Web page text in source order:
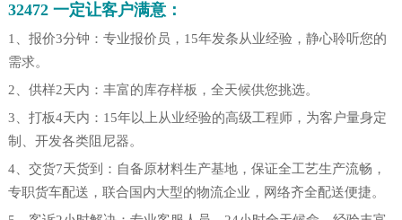
32472 一定让客户满意：
1、报价3分钟：专业报价员，15年发条从业经验，静心聆听您的
需求。
2、供样2天内：丰富的库存样板，全天候供您挑选。
3、打板4天内：15年以上从业经验的高级工程师，为客户量身定
制、开发各类阻尼器。
4、交货7天货到：自备原材料生产基地，保证全工艺生产流畅，
专职货车配送，联合国内大型的物流企业，网络齐全配送便捷。